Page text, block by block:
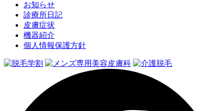
お知らせ
診療所日記
皮膚症状
機器紹介
個人情報保護方針